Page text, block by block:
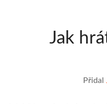
Jak
Přidal